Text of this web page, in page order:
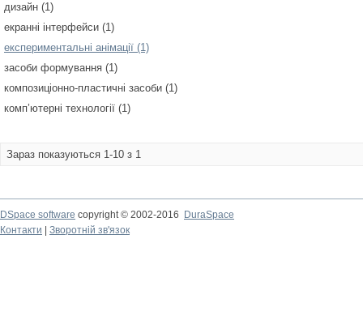
дизайн (1)
екранні інтерфейси (1)
експериментальні анімації (1)
засоби формування (1)
композиціонно-пластичні засоби (1)
комп’ютерні технології (1)
Зараз показуються 1-10 з 1
DSpace software copyright © 2002-2016
DuraSpace
Контакти
Зворотній зв'язок